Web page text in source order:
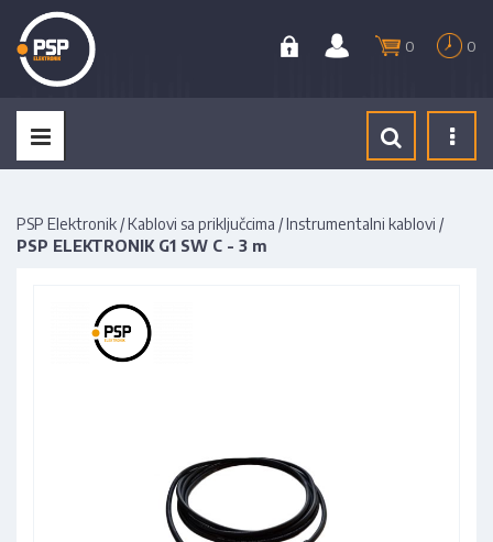
0 0
PSP Elektronik /Kablovi sa priključcima /Instrumentalni kablovi /
PSP ELEKTRONIK G1 SW C - 3 m